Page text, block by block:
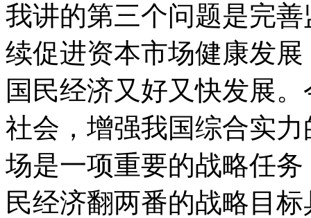
我讲的第三个问题是完
续促进资本市场健康发
国民经济又好又快发展
社会，增强我国综合实
场是一项重要的战略任
民经济翻两番的战略目